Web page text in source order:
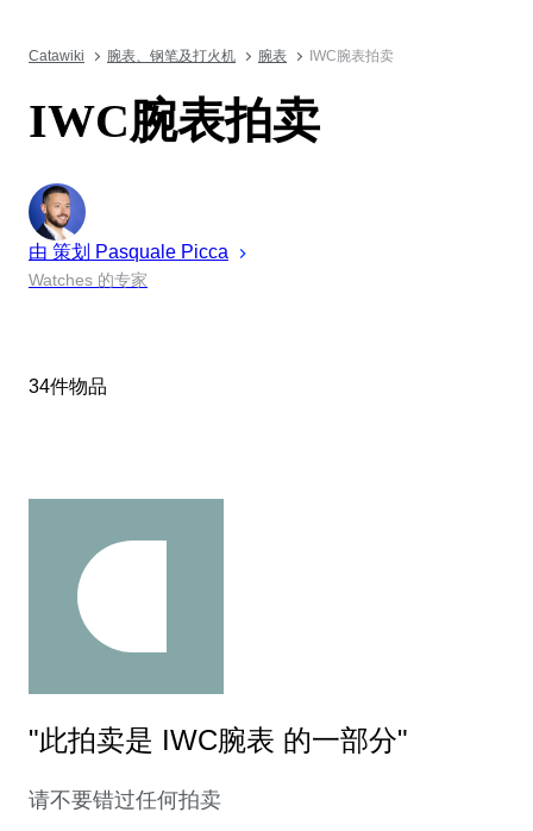
Catawiki 腕表、钢笔及打火机 腕表 IWC腕表拍卖
IWC腕表拍卖
由 策划 Pasquale Picca
Watches 的专家
34件物品
"此拍卖是 IWC腕表 的一部分"
请不要错过任何拍卖